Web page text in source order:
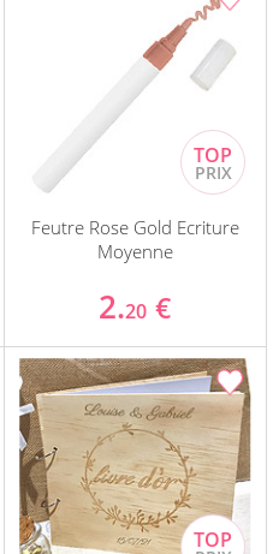
Feutre Rose Gold Ecriture
Moyenne
2.20 €